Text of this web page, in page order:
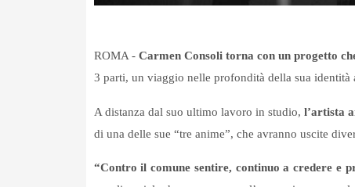
ROMA - Carmen Consoli torna con un progetto
3 parti, un viaggio nelle profondità della sua identità
A distanza dal suo ultimo lavoro in studio, l’artista
di una delle sue “tre anime”, che avranno uscite
“Contro il comune sentire, continuo a credere e